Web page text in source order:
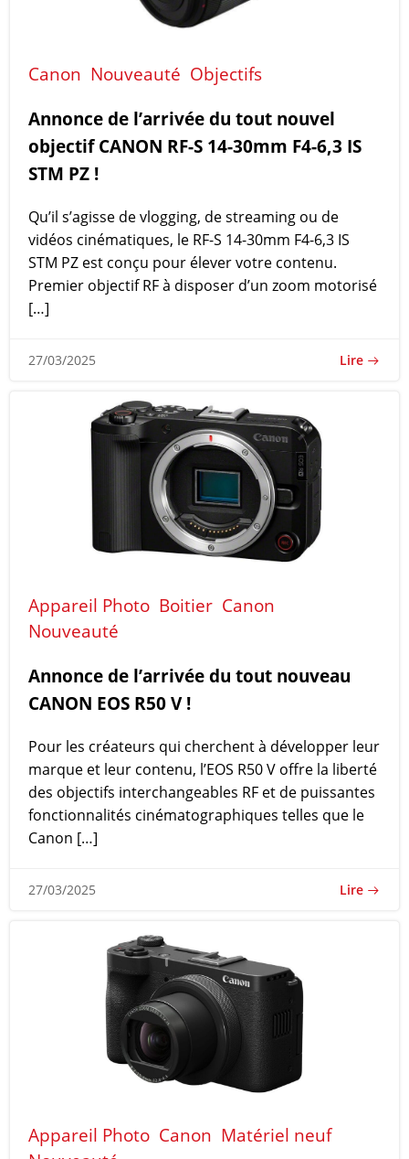
Canon Nouveauté Objectifs
Annonce de l’arrivée du tout nouvel
objectif CANON RF-S 14-30mm F4-6,3 IS
STM PZ !
Qu’il s’agisse de vlogging, de streaming ou de
vidéos cinématiques, le RF-S 14-30mm F4-6,3 IS
STM PZ est conçu pour élever votre contenu.
Premier objectif RF à disposer d’un zoom motorisé
[…]
27/03/2025 Lire
Appareil Photo Boitier Canon
Nouveauté
Annonce de l’arrivée du tout nouveau
CANON EOS R50 V !
Pour les créateurs qui cherchent à développer leur
marque et leur contenu, l’EOS R50 V offre la liberté
des objectifs interchangeables RF et de puissantes
fonctionnalités cinématographiques telles que le
Canon […]
27/03/2025 Lire
Appareil Photo Canon Matériel neuf